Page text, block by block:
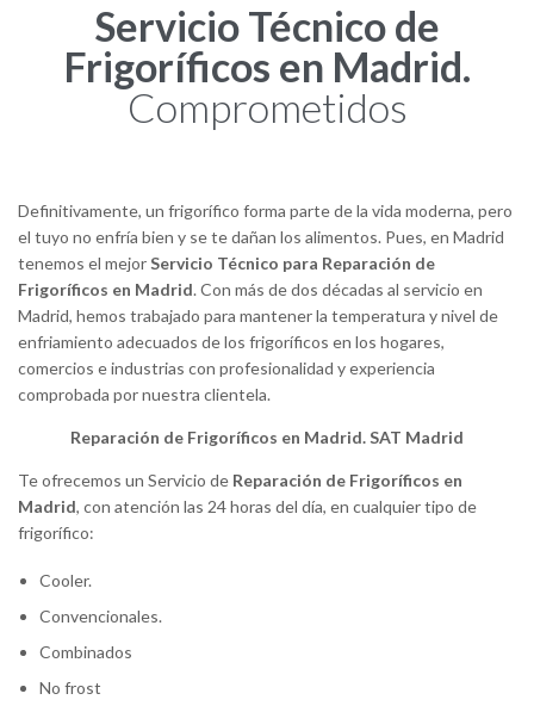
Servicio Técnico de
Frigoríficos en Madrid.
Comprometidos
Definitivamente, un frigorífico forma parte de la vida moderna, pero
el tuyo no enfría bien y se te dañan los alimentos. Pues, en Madrid
tenemos el mejorServicio Técnico para Reparación de
Frigoríficos en Madrid. Con más de dos décadas al servicio en
Madrid, hemos trabajado para mantener la temperatura y nivel de
enfriamiento adecuados de los frigoríficos en los hogares,
comercios e industrias con profesionalidad y experiencia
comprobada por nuestra clientela.
Reparación de Frigoríficos en Madrid. SAT Madrid
Te ofrecemos un Servicio de Reparación de Frigoríficos en
Madrid, con atención las 24 horas del día, en cualquier tipo de
frigorífico:
Cooler.
Convencionales.
Combinados
No frost